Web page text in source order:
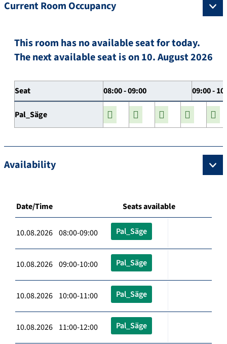
Current Room Occupancy
This room has no available seat for today.
The next available seat is on 10. August 2026
Seat 08:00 - 09:00 09:00 -
Pal_Säge
Availability
Date/Time Seats available
10.08.2026 08:00-09:00 Pal_Säge
10.08.2026 09:00-10:00 Pal_Säge
10.08.2026 10:00-11:00 Pal_Säge
10.08.2026 11:00-12:00 Pal_Säge